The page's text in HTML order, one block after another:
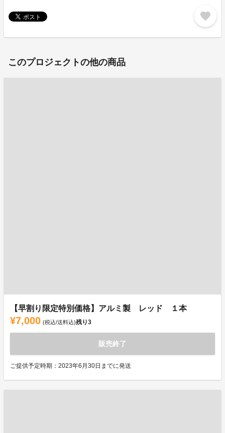
favorite
このプロジェクトの他の商品
【早割り限定特別価格】アルミ製 レッド １本
¥7,000 (税込/送料込)残り3
販売終了
ご提供予定時期：2023年6月30日までに発送